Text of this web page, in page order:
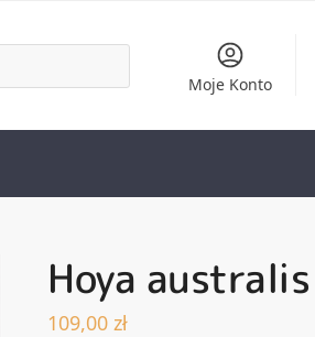
Moje Konto
Hoya
109,00 zł